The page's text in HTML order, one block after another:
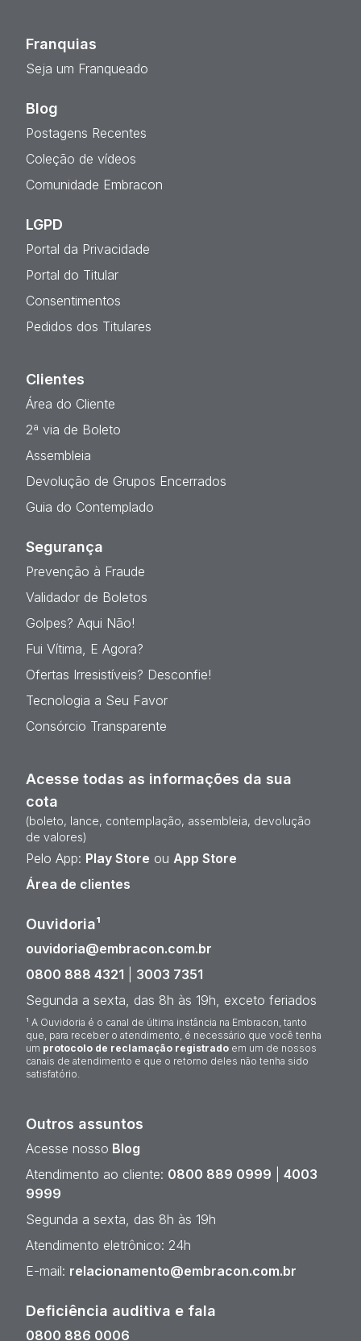
Franquias
Seja um Franqueado
Blog
Postagens Recentes
Coleção de vídeos
Comunidade Embracon
LGPD
Portal da Privacidade
Portal do Titular
Consentimentos
Pedidos dos Titulares
Clientes
Área do Cliente
2ª via de Boleto
Assembleia
Devolução de Grupos Encerrados
Guia do Contemplado
Segurança
Prevenção à Fraude
Validador de Boletos
Golpes? Aqui Não!
Fui Vítima, E Agora?
Ofertas Irresistíveis? Desconfie!
Tecnologia a Seu Favor
Consórcio Transparente
Acesse todas as informações da sua
cota
(boleto, lance, contemplação, assembleia, devolução
de valores)
Pelo App: Play Store ou App Store
Área de clientes
Ouvidoria¹
ouvidoria@embracon.com.br
0800 888 4321
3003 7351
Segunda a sexta, das 8h às 19h, exceto feriados
¹ A Ouvidoria é o canal de última instância na Embracon, tanto
que, para receber o atendimento, é necessário que você tenha
um protocolo de reclamação registrado em um de nossos
canais de atendimento e que o retorno deles não tenha sido
satisfatório.
Outros assuntos
Acesse nosso Blog
Atendimento ao cliente: 0800 889 0999
4003
9999
Segunda a sexta, das 8h às 19h
Atendimento eletrônico: 24h
E-mail: relacionamento@embracon.com.br
Deficiência auditiva e fala
0800 886 0006